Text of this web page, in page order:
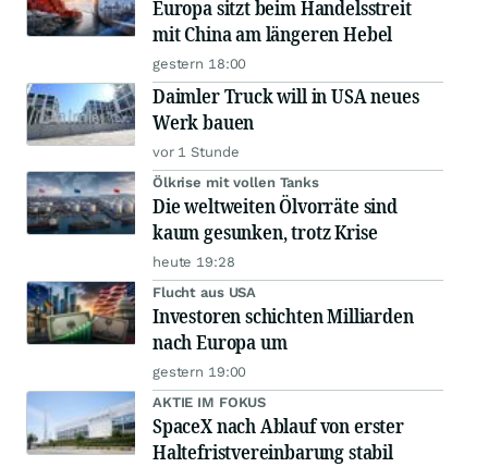
Europa sitzt beim Handelsstreit
mit China am längeren Hebel
gestern 18:00
Daimler Truck will in USA neues
Werk bauen
vor 1 Stunde
Ölkrise mit vollen Tanks
Die weltweiten Ölvorräte sind
kaum gesunken, trotz Krise
heute 19:28
Flucht aus USA
Investoren schichten Milliarden
nach Europa um
gestern 19:00
AKTIE IM FOKUS
SpaceX nach Ablauf von erster
Haltefristvereinbarung stabil